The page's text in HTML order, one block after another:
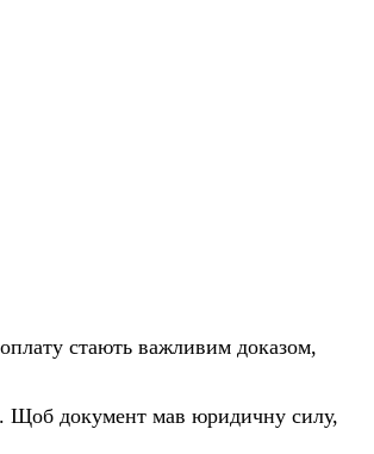
стають важливим доказом,
Щоб документ мав юридичну силу,